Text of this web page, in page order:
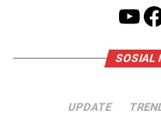
SOSIAL
UPDATE